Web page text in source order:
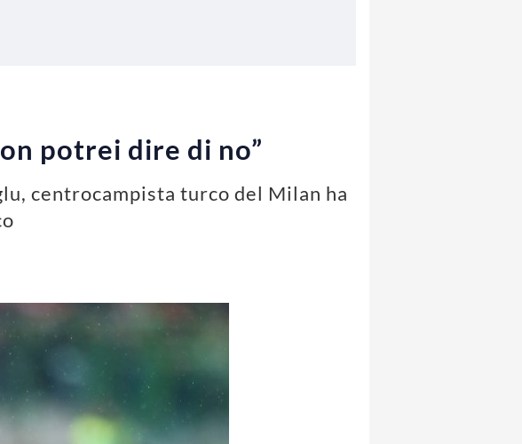
potrei dire di no”
centrocampista turco del Milan ha